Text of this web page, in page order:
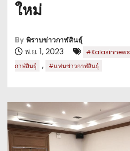
ใหม่
By พิราบข่าวกาฬสินธุ์
พ.ย. 1, 2023 #Kalasinnews
กาฬสินธุ์
, #แฟนข่าวกาฬสินธุ์